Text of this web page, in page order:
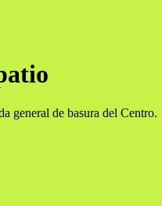
general de basura del Centro.